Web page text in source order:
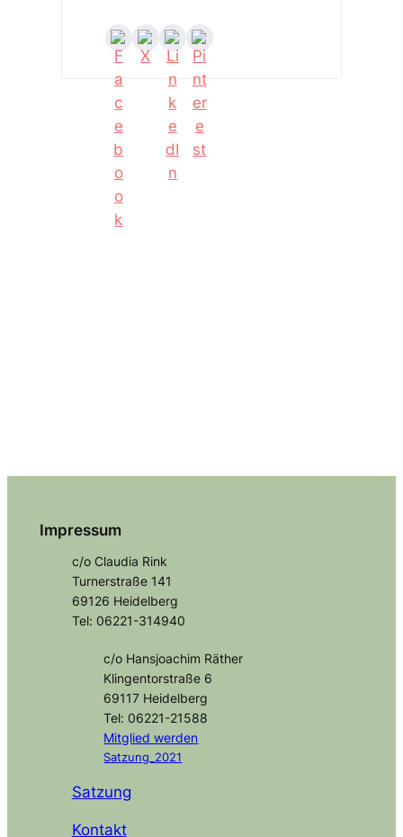
Impressum
c/o Claudia Rink
Turnerstraße 141
69126 Heidelberg
Tel: 06221-314940
c/o Hansjoachim Räther
Klingentorstraße 6
69117 Heidelberg
Tel: 06221-21588
Mitgliedwerden
Satzung_2021
Satzung
Kontakt